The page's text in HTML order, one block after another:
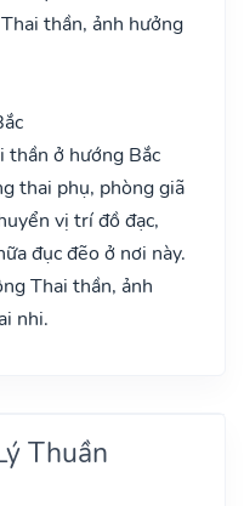
thần, ảnh hưởng
thần ở hướng Bắc
thai phụ, phòng giã
vị trí đồ đạc,
đục đẽo ở nơi này.
Thai thần, ảnh
nhi.
Thuần